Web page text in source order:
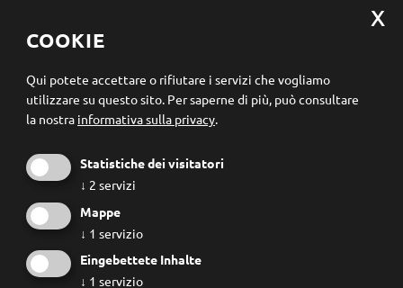
Modificare le impostazioni dei cookie
Registrazione newsletter
COOKIE
Qui potete accettare o rifiutare i servizi che vogliamo
utilizzare su questo sito. Per saperne di più, può consultare
la nostra informativa sulla privacy.
Statistiche dei visitatori
↓ 2 servizi
Mappe
↓ 1 servizio
Eingebettete Inhalte
↓ 1 servizio